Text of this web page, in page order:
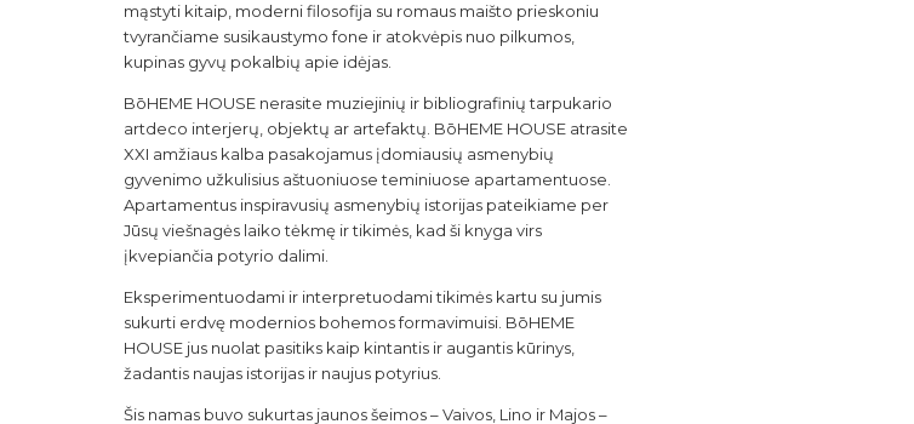
mąstyti kitaip, moderni filosofija su romaus maišto prieskoniu
tvyrančiame susikaustymo fone ir atokvėpis nuo pilkumos,
kupinas gyvų pokalbių apie idėjas.
BōHEME HOUSE nerasite muziejinių ir bibliografinių tarpukario
artdeco interjerų, objektų ar artefaktų. BōHEME HOUSE atrasite
XXI amžiaus kalba pasakojamus įdomiausių asmenybių
gyvenimo užkulisius aštuoniuose teminiuose apartamentuose.
Apartamentus inspiravusių asmenybių istorijas pateikiame per
Jūsų viešnagės laiko tėkmę ir tikimės, kad ši knyga virs
įkvepiančia potyrio dalimi.
Eksperimentuodami ir interpretuodami tikimės kartu su jumis
sukurti erdvę modernios bohemos formavimuisi. BōHEME
HOUSE jus nuolat pasitiks kaip kintantis ir augantis kūrinys,
žadantis naujas istorijas ir naujus potyrius.
Šis namas buvo sukurtas jaunos šeimos – Vaivos, Lino ir Majos –